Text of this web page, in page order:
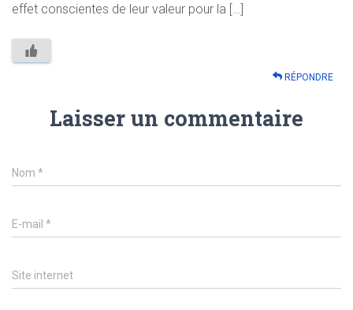
effet conscientes de leur valeur pour la […]
RÉPONDRE
Laisser un commentaire
Nom *
E-mail *
Site internet